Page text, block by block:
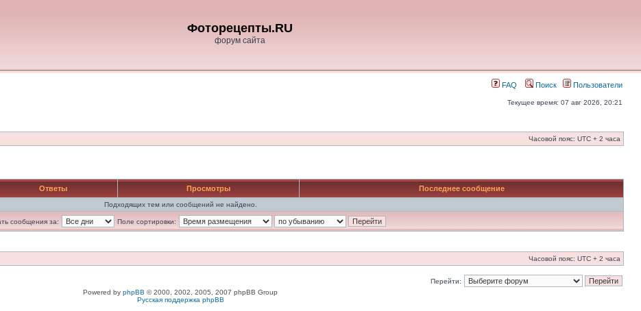
Фоторецепты.RU
форум сайта
FAQ Поиск Пользователи
Текущее время: 07 авг 2026, 20:21
Часовой пояс: UTC + 2 часа
Ответы Просмотры Последнее сообщение
Подходящих тем или сообщений не найдено.
сообщения за:
Поле сортировки:
Часовой пояс: UTC + 2 часа
Перейти:
Powered by phpBB © 2000, 2002, 2005, 2007 phpBB Group
Русская поддержка phpBB